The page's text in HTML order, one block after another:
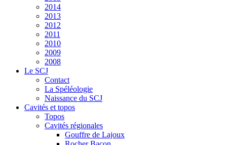
2014
2013
2012
2011
2010
2009
2008
Le SCJ
Contact
La Spéléologie
Naissance du SCJ
Cavités et topos
Topos
Cavités régionales
Gouffre de Lajoux